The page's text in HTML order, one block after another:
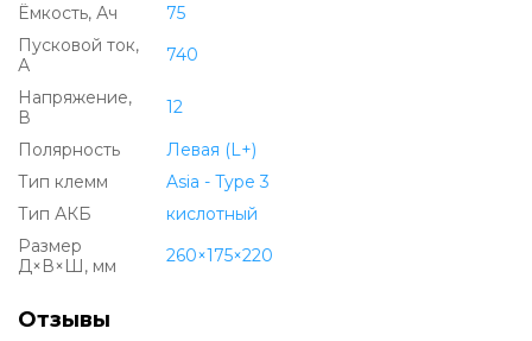
Ëмкость, Ач
75
Пусковой ток,
А
740
Напряжение,
В
12
Полярность
Левая (L+)
Тип клемм
Asia - Type 3
Тип АКБ
кислотный
Размер
Д×В×Ш, мм
260×175×220
Отзывы